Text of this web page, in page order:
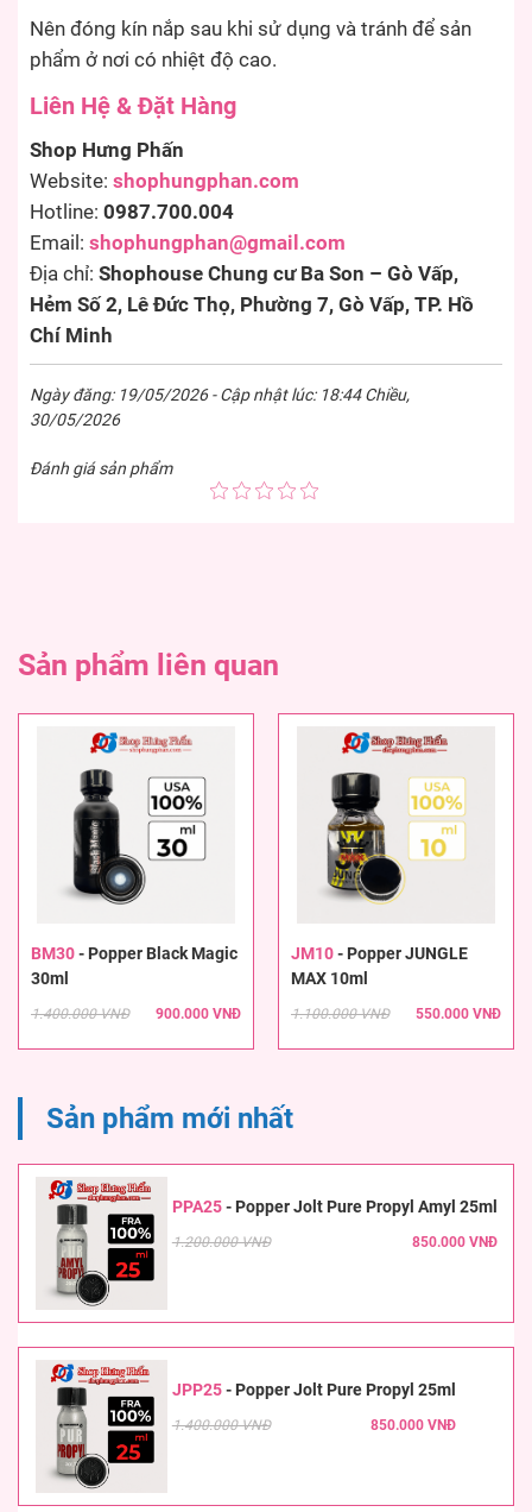
Nên đóng kín nắp sau khi sử dụng và tránh để sản
phẩm ở nơi có nhiệt độ cao.
Liên Hệ & Đặt Hàng
Shop Hưng Phấn
Website: shophungphan.com
Hotline: 0987.700.004
Email: shophungphan@gmail.com
Địa chỉ: Shophouse Chung cư Ba Son – Gò Vấp,
Hẻm Số 2, Lê Đức Thọ, Phường 7, Gò Vấp, TP. Hồ
Chí Minh
Ngày đăng: 19/05/2026 - Cập nhật lúc: 18:44 Chiều,
30/05/2026
Đánh giá sản phẩm
Sản phẩm liên quan
BM30- Popper Black Magic
30ml
1.400.000 VNĐ 900.000 VNĐ
JM10- Popper JUNGLE
MAX 10ml
1.100.000 VNĐ 550.000 VNĐ
Sản phẩm mới nhất
PPA25- Popper Jolt Pure Propyl Amyl 25ml
1.200.000 VNĐ 850.000 VNĐ
JPP25- Popper Jolt Pure Propyl 25ml
1.400.000 VNĐ 850.000 VNĐ